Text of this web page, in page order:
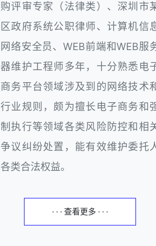
购评审专家（法律类）、深圳市
区政府系统公职律师、计算机信
网络安全员、WEB前端和WEB服
器维护工程师多年，十分熟悉电
商务平台领域涉及到的网络技术
行业规则，颇为擅长电子商务和
制执行等领域各类风险防控和相
争议纠纷处置，能有效维护委托
各类合法权益。
· · · 查看更多 · · ·